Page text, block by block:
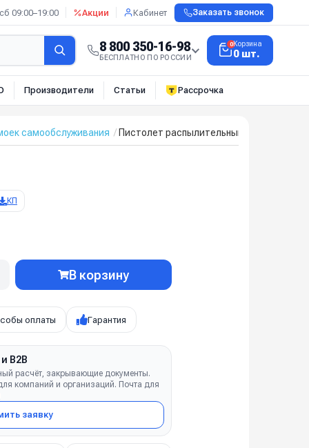
09:00–19:00 Акции Кабинет Заказать звонок
8 800 350-16-98
БЕСПЛАТНО ПО РОССИИ
0Корзина
0 шт.
Производители Статьи Рассрочка
самообслуживания Пистолет распылительный ML955 3/8-1/
КП
В корзину
оплаты Гарантия
B2B
расчёт, закрывающие документы.
компаний и организаций. Почта для
заявку